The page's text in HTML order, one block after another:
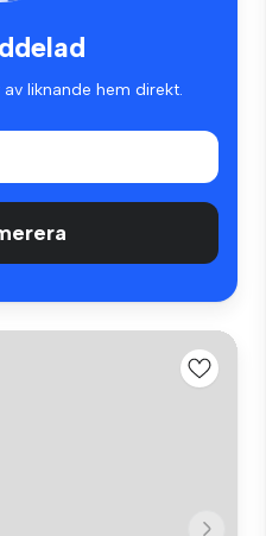
liknande hem direkt.